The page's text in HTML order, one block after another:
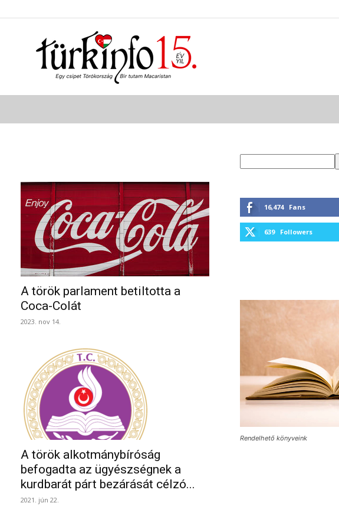
Türkinfo
A török parlament betiltotta a
Coca-Colát
2023. nov 14.
A török alkotmánybíróság
befogadta az ügyészségnek a
kurdbarát párt bezárását célzó...
2021. jún 22.
16,474 Fans
639 Followers
Rendelhető könyveink